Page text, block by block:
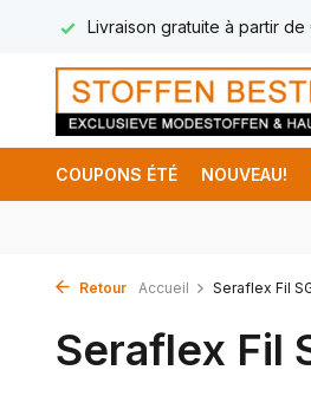
Livraison gratuite à partir de
COUPONS ÉTÉ NOUVEAU!
Retour Accueil Seraflex Fil
Seraflex Fil